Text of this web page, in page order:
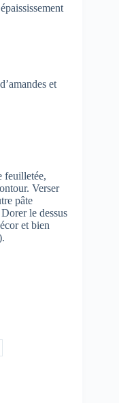
et
feuilletée,
Verser
pâte
le dessus
et bien